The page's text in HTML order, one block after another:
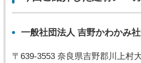
一般社団法人 吉野かわかみ
〒639-3553 奈良県吉野郡川上村